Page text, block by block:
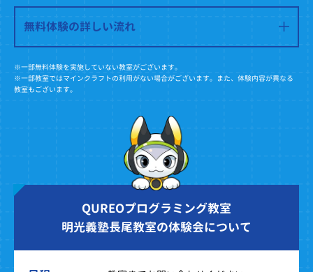
無料体験の詳しい流れ
※一部無料体験を実施していない教室がございます。
※一部教室ではマインクラフトの利用がない場合がございます。また、体験内容が異なる
教室もございます。
QUREOプログラミング教室
明光義塾長尾教室の体験会について